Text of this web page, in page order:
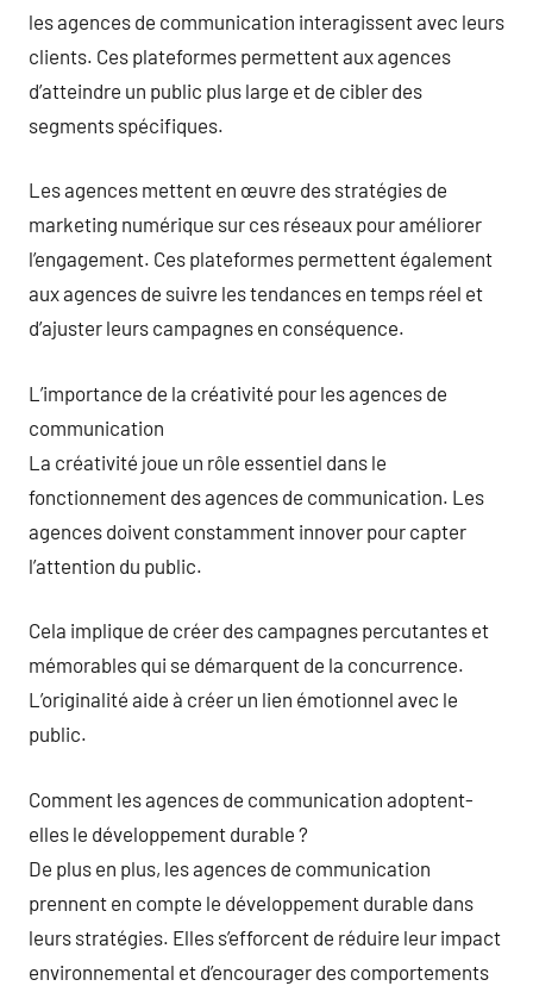
les agences de communication interagissent avec leurs
clients. Ces plateformes permettent aux agences
d’atteindre un public plus large et de cibler des
segments spécifiques.
Les agences mettent en œuvre des stratégies de
marketing numérique sur ces réseaux pour améliorer
l’engagement. Ces plateformes permettent également
aux agences de suivre les tendances en temps réel et
d’ajuster leurs campagnes en conséquence.
L’importance de la créativité pour les agences de
communication
La créativité joue un rôle essentiel dans le
fonctionnement des agences de communication. Les
agences doivent constamment innover pour capter
l’attention du public.
Cela implique de créer des campagnes percutantes et
mémorables qui se démarquent de la concurrence.
L’originalité aide à créer un lien émotionnel avec le
public.
Comment les agences de communication adoptent-
elles le développement durable ?
De plus en plus, les agences de communication
prennent en compte le développement durable dans
leurs stratégies. Elles s’efforcent de réduire leur impact
environnemental et d’encourager des comportements